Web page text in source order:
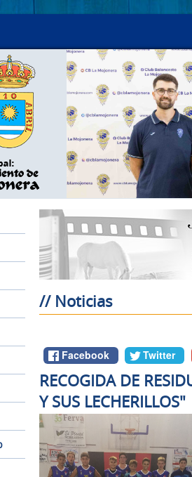
// Noticias
Facebook Twitter
RECOGIDA DE
Y SUS LECHERILLOS"